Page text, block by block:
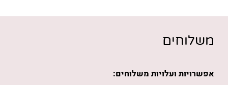
משלוחים
אפשרויות ועלויות משלוחים: